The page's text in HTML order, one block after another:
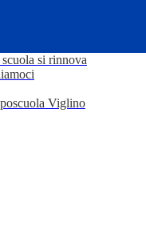
si rinnova
Viglino